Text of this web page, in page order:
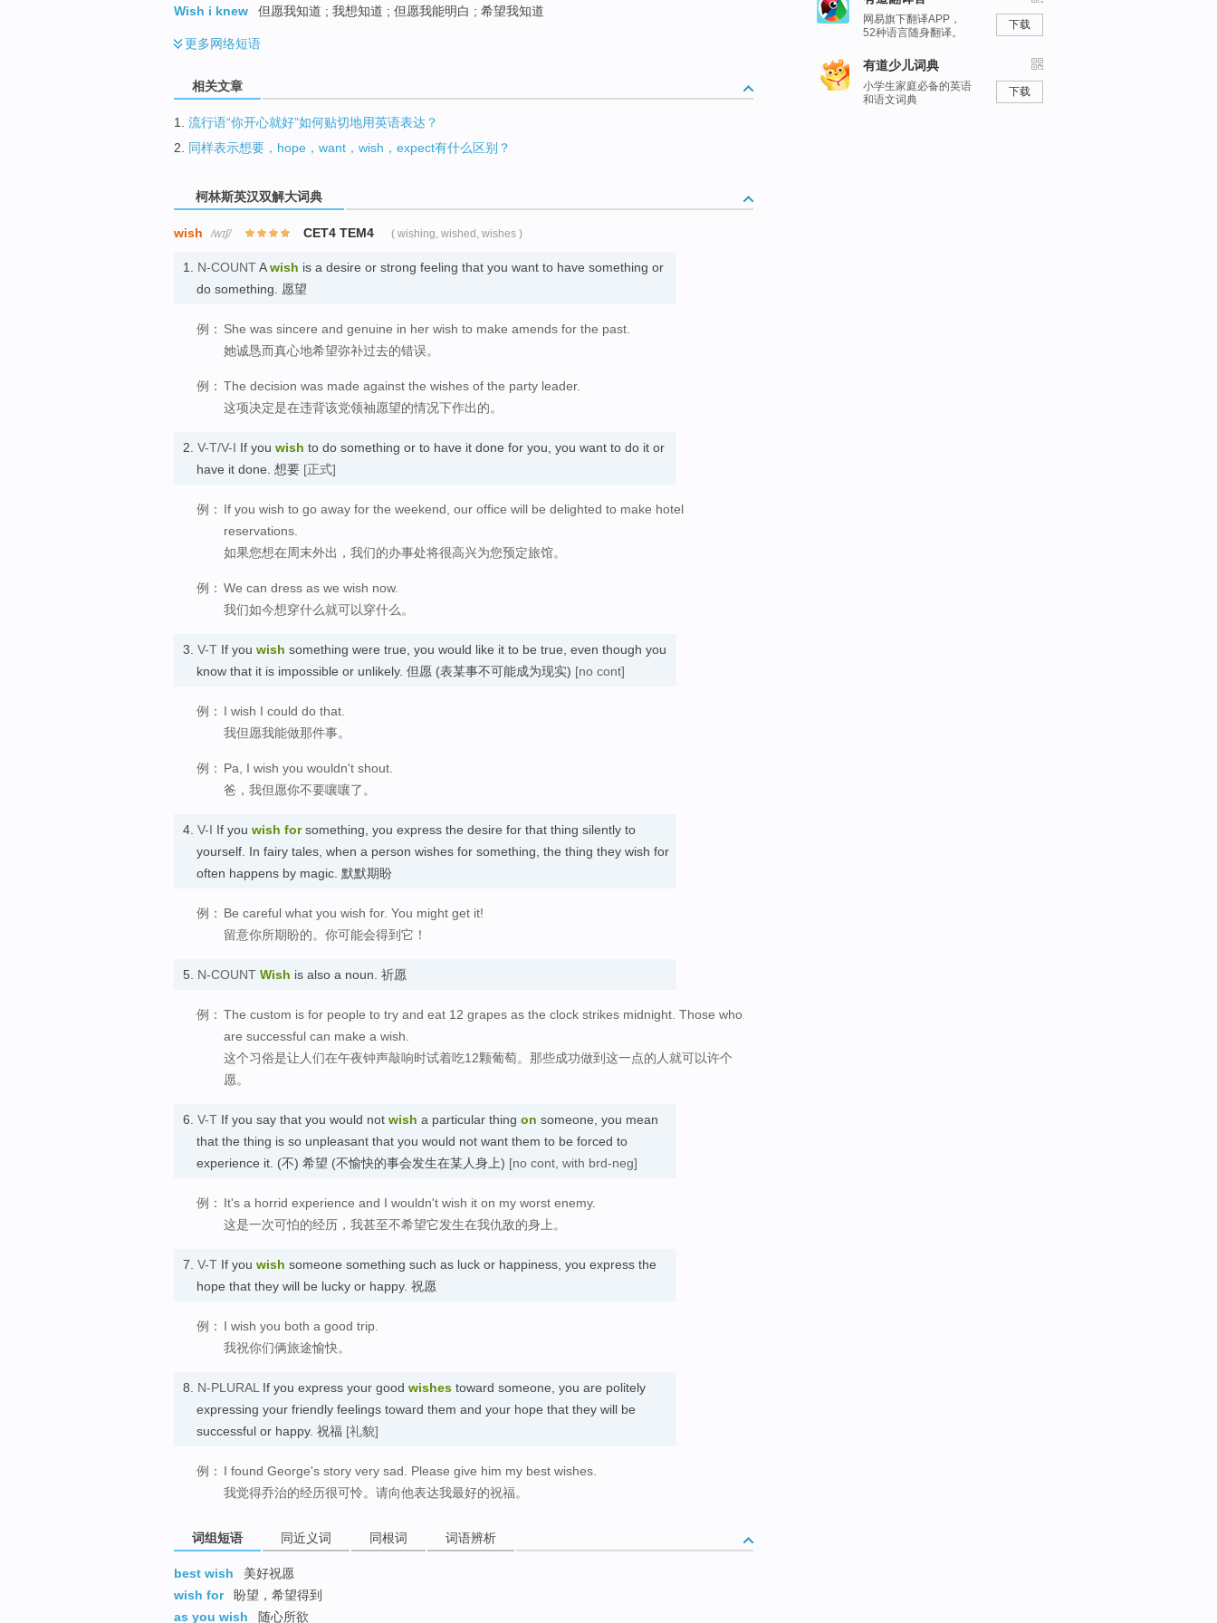
Wish i knew 但愿我知道 ; 我想知道 ; 但愿我能明白 ; 希望我知道
更多网络短语
相关文章
1. 流行语“你开心就好”如何贴切地用英语表达？
2. 同样表示想要，hope，want，wish，expect有什么区别？
柯林斯英汉双解大词典
wish /wɪʃ/ CET4 TEM4 ( wishing, wished, wishes )
1. N-COUNTAwish is a desire or strong feeling that you want to have something or
do something. 愿望
例： She was sincere and genuine in her wish to make amends for the past.
她诚恳而真心地希望弥补过去的错误。
例： The decision was made against the wishes of the party leader.
这项决定是在违背该党领袖愿望的情况下作出的。
2. V-T/V-I If you wish to do something or to have it done for you, you want to do it or
have it done. 想要 [正式]
例： If you wish to go away for the weekend, our office will be delighted to make hotel
reservations.
如果您想在周末外出，我们的办事处将很高兴为您预定旅馆。
例： We can dress as we wish now.
我们如今想穿什么就可以穿什么。
3. V-T If you wish something were true, you would like it to be true, even though you
know that it is impossible or unlikely. 但愿 (表某事不可能成为现实) [no cont]
例： I wish I could do that.
我但愿我能做那件事。
例： Pa, I wish you wouldn't shout.
爸，我但愿你不要嚷嚷了。
4. V-I If you wish forsomething, you express the desire for that thing silently to
yourself. In fairy tales, when a person wishes for something, the thing they wish for
often happens by magic. 默默期盼
例： Be careful what you wish for. You might get it!
留意你所期盼的。你可能会得到它！
5. N-COUNT Wish is also a noun. 祈愿
例： The custom is for people to try and eat 12 grapes as the clock strikes midnight. Those who
are successful can make a wish.
这个习俗是让人们在午夜钟声敲响时试着吃12颗葡萄。那些成功做到这一点的人就可以许个
愿。
6. V-T If you say that you would not wish a particular thing on someone, you mean
that the thing is so unpleasant that you would not want them to be forced to
experience it. (不) 希望 (不愉快的事会发生在某人身上) [no cont, with brd-neg]
例： It's a horrid experience and I wouldn't wish it on my worst enemy.
这是一次可怕的经历，我甚至不希望它发生在我仇敌的身上。
7. V-T If you wish someone something such as luck or happiness, you express the
hope that they will be lucky or happy. 祝愿
例： I wish you both a good trip.
我祝你们俩旅途愉快。
8. N-PLURAL If you express your good wishes toward someone, you are politely
expressing your friendly feelings toward them and your hope that they will be
successful or happy. 祝福 [礼貌]
例： I found George's story very sad. Please give him my best wishes.
我觉得乔治的经历很可怜。请向他表达我最好的祝福。
词组短语 同近义词 同根词 词语辨析
best wish
美好祝愿
wish for
盼望，希望得到
as you wish
随心所欲